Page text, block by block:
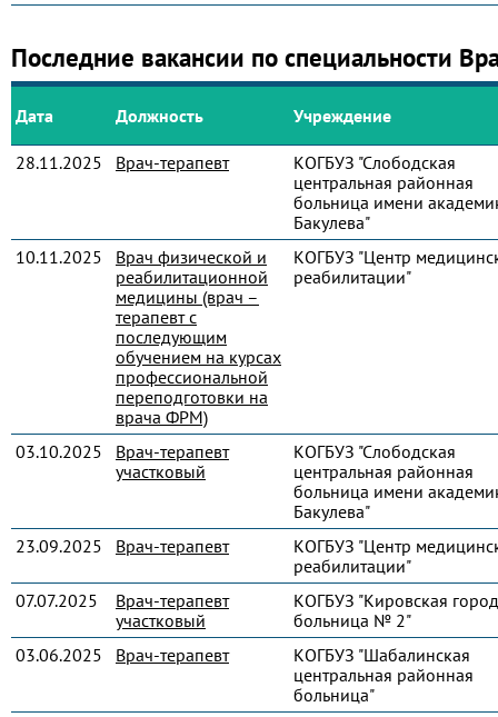
Последние вакансии по специальности
Дата Должность Учреждение
28.11.2025 Врач-терапевт
КОГБУЗ "Слободская
центральная районная
больница имени
Бакулева"
10.11.2025
Врач физической и
реабилитационной
медицины (врач –
терапевт с
последующим
обучением на курсах
профессиональной
переподготовки на
врача ФРМ)
КОГБУЗ "Центр
реабилитации"
03.10.2025
Врач-терапевт
участковый
КОГБУЗ "Слободская
центральная районная
больница имени
Бакулева"
23.09.2025
Врач-терапевт
КОГБУЗ "Центр
реабилитации"
07.07.2025
Врач-терапевт
участковый
КОГБУЗ "Кировская
больница № 2"
03.06.2025
Врач-терапевт
КОГБУЗ "Шабалинская
центральная районная
больница"